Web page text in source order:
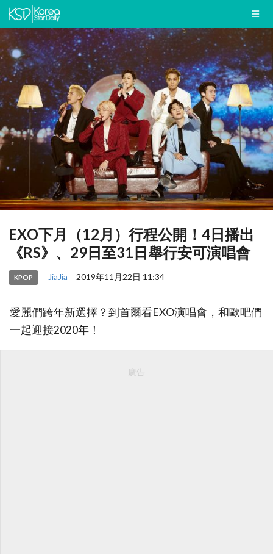
EXO下月（12月）行程公開！4日播出
《RS》、29日至31日舉行安可演唱會
KPOP JiaJia 2019年11月22日 11:34
愛麗們跨年新選擇？到首爾看EXO演唱會，和歐吧們
一起迎接2020年！
廣告